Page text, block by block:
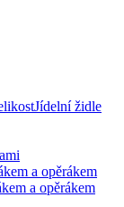
Jídelní židle
a opěrákem
a opěrákem